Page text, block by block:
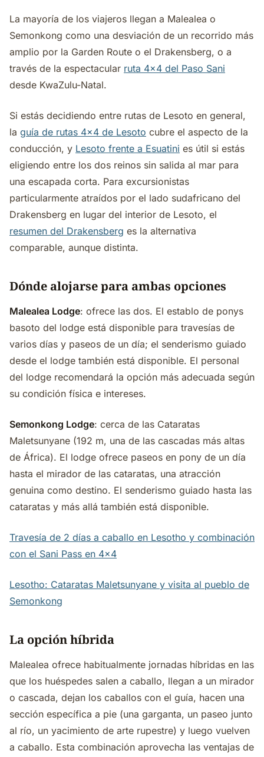
La mayoría de los viajeros llegan a Malealea o
Semonkong como una desviación de un recorrido más
amplio por la Garden Route o el Drakensberg, o a
través de la espectacular ruta 4x4 del Paso Sani
desde KwaZulu-Natal.
Si estás decidiendo entre rutas de Lesoto en general,
la guía de rutas 4x4 de Lesoto cubre el aspecto de la
conducción, y Lesoto frente a Esuatini es útil si estás
eligiendo entre los dos reinos sin salida al mar para
una escapada corta. Para excursionistas
particularmente atraídos por el lado sudafricano del
Drakensberg en lugar del interior de Lesoto, el
resumen del Drakensberg es la alternativa
comparable, aunque distinta.
Dónde alojarse para ambas opciones
Malealea Lodge: ofrece las dos. El establo de ponys
basoto del lodge está disponible para travesías de
varios días y paseos de un día; el senderismo guiado
desde el lodge también está disponible. El personal
del lodge recomendará la opción más adecuada según
su condición física e intereses.
Semonkong Lodge: cerca de las Cataratas
Maletsunyane (192 m, una de las cascadas más altas
de África). El lodge ofrece paseos en pony de un día
hasta el mirador de las cataratas, una atracción
genuina como destino. El senderismo guiado hasta las
cataratas y más allá también está disponible.
Travesía de 2 días a caballo en Lesotho y combinación
con el Sani Pass en 4x4
Lesotho: Cataratas Maletsunyane y visita al pueblo de
Semonkong
La opción híbrida
Malealea ofrece habitualmente jornadas híbridas en las
que los huéspedes salen a caballo, llegan a un mirador
o cascada, dejan los caballos con el guía, hacen una
sección específica a pie (una garganta, un paseo junto
al río, un yacimiento de arte rupestre) y luego vuelven
a caballo. Esta combinación aprovecha las ventajas de